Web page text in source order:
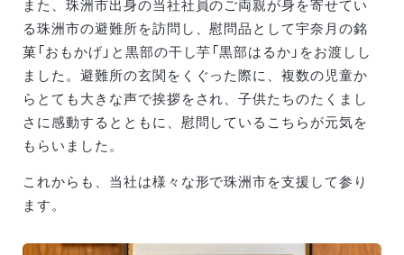
また、珠洲市出身の当社社員のご両親が身を寄せてい
る珠洲市の避難所を訪問し、慰問品として宇奈月の銘
菓「おもかげ」と黒部の干し芋「黒部はるか」をお渡しし
ました。避難所の玄関をくぐった際に、複数の児童か
らとても大きな声で挨拶をされ、子供たちのたくまし
さに感動するとともに、慰問しているこちらが元気を
もらいました。
これからも、当社は様々な形で珠洲市を支援して参り
ます。